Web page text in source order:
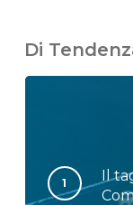
Di
Il